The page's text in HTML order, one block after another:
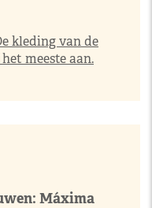
kleding van de
meeste aan.
Máxima